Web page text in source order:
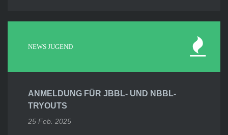
NEWS JUGEND
ANMELDUNG FÜR JBBL- UND NBBL-
TRYOUTS
25 Feb. 2025